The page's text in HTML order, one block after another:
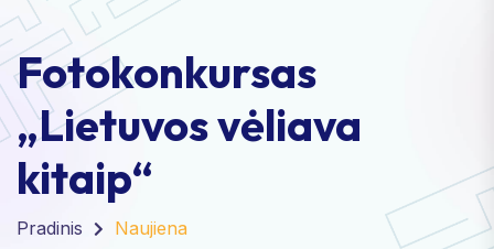
Fotokonkursas
„Lietuvos vėliava
kitaip“
Pradinis Naujiena